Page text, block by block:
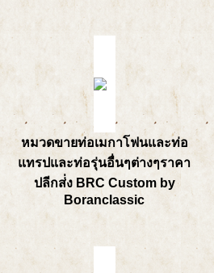
หมวดขายท่อเมกาโฟนและท่อ
แทรปและท่อรุ่นอื่นๆต่างๆราคา
ปลีกส่่ง BRC Custom by
Boranclassic